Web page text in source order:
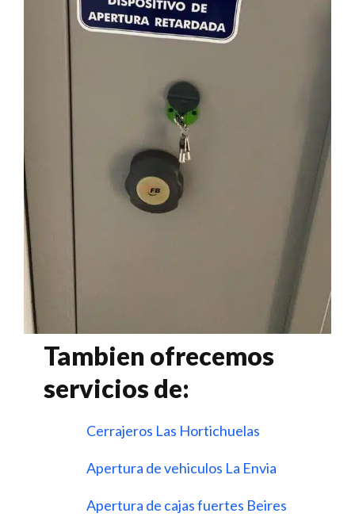
Tambien ofrecemos
servicios de:
Cerrajeros Las Hortichuelas
Apertura de vehiculos La Envia
Apertura de cajas fuertes Beires